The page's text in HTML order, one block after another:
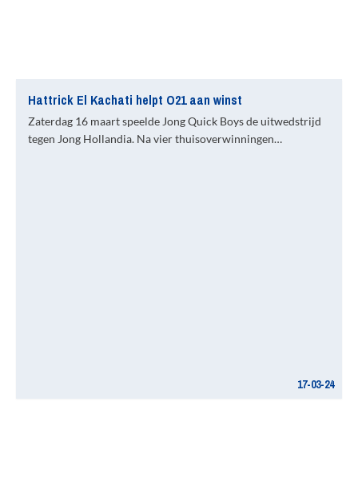
Hattrick El Kachati helpt O21 aan winst
Zaterdag 16 maart speelde Jong Quick Boys de uitwedstrijd
tegen Jong Hollandia. Na vier thuisoverwinningen…
17-03-24